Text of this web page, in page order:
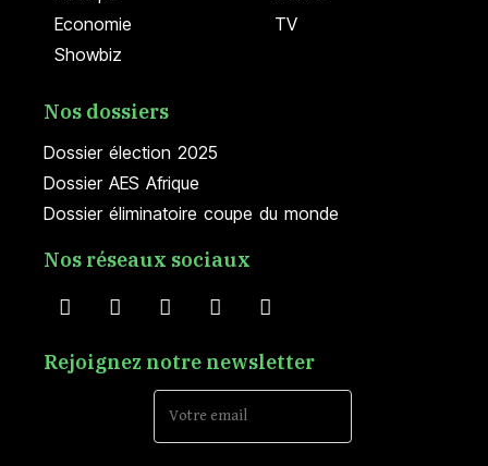
Economie
Showbiz
TV
Dossier élection 2025
Dossier AES Afrique
Dossier éliminatoire coupe du monde
Nos dossiers
Nos réseaux sociaux
Rejoignez notre newsletter